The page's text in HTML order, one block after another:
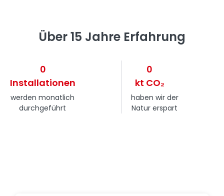
Über 15 Jahre Erfahrung
0
Installationen
werden monatlich
durchgeführt
0
kt CO₂
haben wir der
Natur erspart